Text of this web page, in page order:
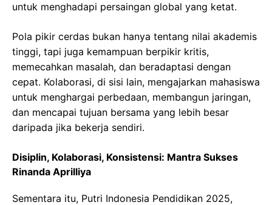
untuk menghadapi persaingan global yang ketat.
Pola pikir cerdas bukan hanya tentang nilai akademis
tinggi, tapi juga kemampuan berpikir kritis,
memecahkan masalah, dan beradaptasi dengan
cepat. Kolaborasi, di sisi lain, mengajarkan mahasiswa
untuk menghargai perbedaan, membangun jaringan,
dan mencapai tujuan bersama yang lebih besar
daripada jika bekerja sendiri.
Disiplin, Kolaborasi, Konsistensi: Mantra Sukses
Rinanda Aprilliya
Sementara itu, Putri Indonesia Pendidikan 2025,